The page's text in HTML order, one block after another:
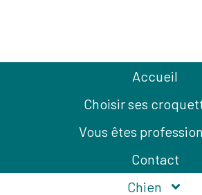
Chien
Accueil
Choisir ses
Vous êtes
Contact